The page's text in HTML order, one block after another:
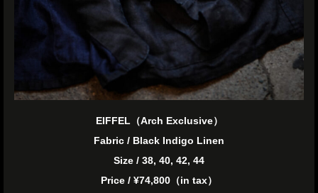
EIFFEL（Arch Exclusive）
Fabric / Black Indigo Linen
Size / 38, 40, 42, 44
Price / ¥74,800（in tax）